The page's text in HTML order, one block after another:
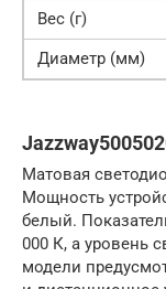
Вес (г)
Диаметр (мм)
Матовая
Мощность
белый.
000 К, а уровень
модели